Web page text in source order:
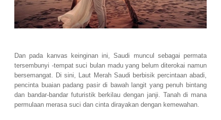
Dan pada kanvas keinginan ini, Saudi muncul sebagai permata
tersembunyi -tempat suci bulan madu yang belum diterokai namun
bersemangat. Di sini, Laut Merah Saudi berbisik percintaan abadi,
pencinta buaian padang pasir di bawah langit yang penuh bintang
dan bandar-bandar futuristik berkilau dengan janji. Tanah di mana
permulaan merasa suci dan cinta dirayakan dengan kemewahan.